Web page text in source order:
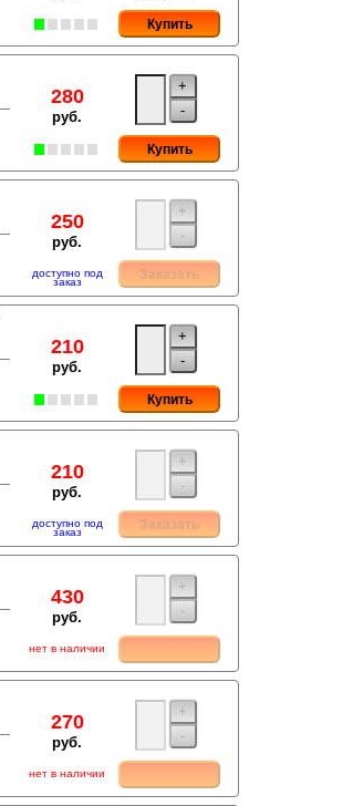
Купить
280
руб.
+
-
Купить
250
руб.
доступно под
заказ
+
-
Заказать
210
руб.
+
-
Купить
210
руб.
доступно под
заказ
+
-
Заказать
430
руб.
нет в наличии
+
-
270
руб.
нет в наличии
+
-